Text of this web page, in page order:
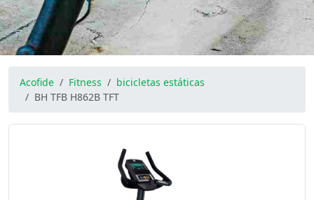
Acofide Fitness
bicicletas estáticas
BH TFB H862B TFT